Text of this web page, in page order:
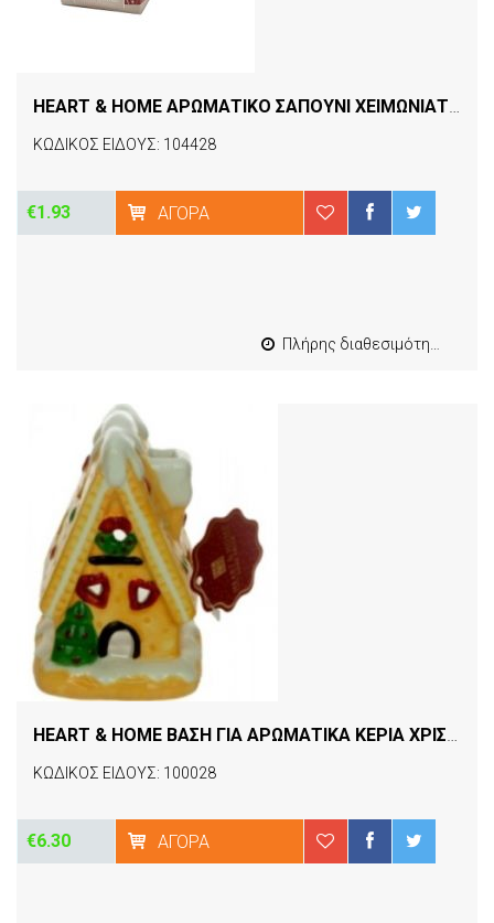
ΚΩΔΙΚΟΣ ΕΙΔΟΥΣ: 104428
€1.93 ΑΓΟΡΆ
Πλήρης διαθεσιμότητα
ΚΩΔΙΚΟΣ ΕΙΔΟΥΣ: 100028
€6.30 ΑΓΟΡΆ